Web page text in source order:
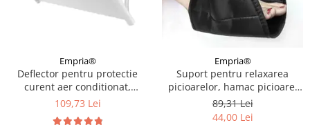
Empria®
Deflector pentru protectie
curent aer conditionat,
Empria, ajustabil pe 4
109,73 Lei
Empria®
Suport pentru relaxarea
picioarelor, hamac picioare,
20.5 x 45 cm, Empria, Negru
89,31 Lei
44,00 Lei